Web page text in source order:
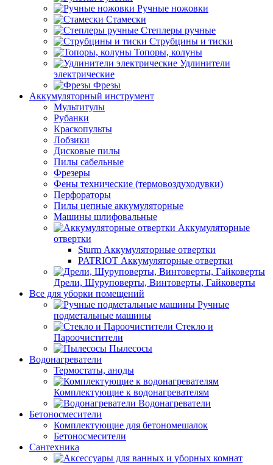
Ручные ножовки
Стамески
Степлеры ручные
Струбцины и тиски
Топоры, колуны
Удлинители
электрические
Фрезы
Аккумуляторный инструмент
Мультитулы
Рубанки
Краскопульты
Лобзики
Дисковые пилы
Пилы сабельные
Фрезеры
Фены технические (термовоздуходувки)
Перфораторы
Пилы цепные аккумуляторные
Машины шлифовальные
Аккумуляторные
отвертки
Sturm Аккумуляторные отвертки
PATRIOT Аккумуляторные отвертки
Дрели, Шуруповерты, Винтоверты, Гайковерты
Все для уборки помещений
Ручные
подметальные машины
Стекло и
Пароочистители
Пылесосы
Водонагреватели
Термостаты, аноды
Комплектующие к водонагревателям
Водонагреватели
Бетоносмесители
Комплектующие для бетономешалок
Бетоносмесители
Сантехника